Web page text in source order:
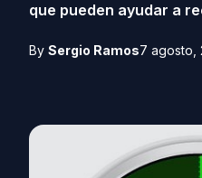
que pueden ayudar a
By Sergio Ramos7 agosto,